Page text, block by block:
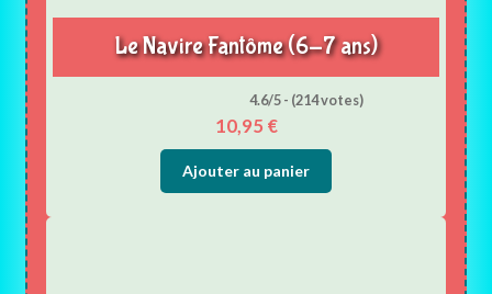
Le Navire Fantôme (6-7 ans)
4.6/5 - (214 votes)
10,95 €
Ajouter au panier